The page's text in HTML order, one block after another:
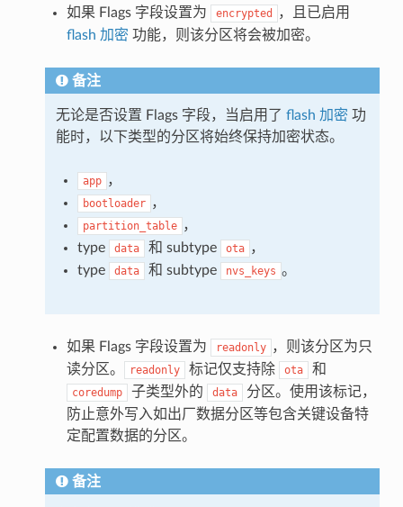
如果 Flags 字段设置为 encrypted
，且已启用
flash 加密 功能，则该分区将会被加密。
备注
无论是否设置 Flags 字段，当启用了 flash 加密 功
能时，以下类型的分区将始终保持加密状态。
app ，
bootloader ，
partition_table ，
type
data 和 subtype ota ，
type
data 和 subtype nvs_keys 。
如果 Flags 字段设置为 readonly ，则该分区为只
读分区。
readonly 标记仅支持除 ota 和
coredump 子类型外的 data
分区。使用该标记，
防止意外写入如出厂数据分区等包含关键设备特
定配置数据的分区。
备注